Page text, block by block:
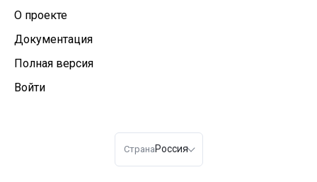
О проекте
Документация
Полная версия
Войти
Страна Россия